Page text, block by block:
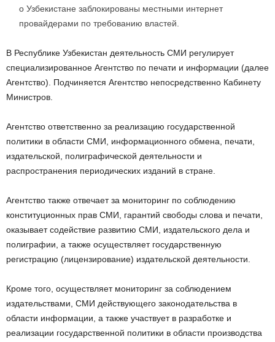
о Узбекистане заблокированы местными интернет
провайдерами по требованию властей.
В Республике Узбекистан деятельность СМИ регулирует
специализированное Агентство по печати и информации (далее
Агентство). Подчиняется Агентство непосредственно Кабинету
Министров.
Агентство ответственно за реализацию государственной
политики в области СМИ, информационного обмена, печати,
издательской, полиграфической деятельности и
распространения периодических изданий в стране.
Агентство также отвечает за мониторинг по соблюдению
конституционных прав СМИ, гарантий свободы слова и печати,
оказывает содействие развитию СМИ, издательского дела и
полиграфии, а также осуществляет государственную
регистрацию (лицензирование) издательской деятельности.
Кроме того, осуществляет мониторинг за соблюдением
издательствами, СМИ действующего законодательства в
области информации, а также участвует в разработке и
реализации государственной политики в области производства